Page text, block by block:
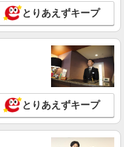
とりあえずキープ
とりあえずキープ